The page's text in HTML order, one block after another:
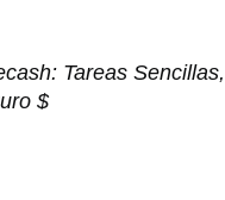
Tareas
$